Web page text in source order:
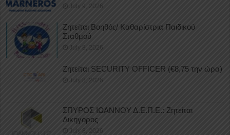
July 9, 2026
Ζητείται Βοηθός/ Καθαρίστρια Παιδικού
Σταθμού
July 8, 2026
Ζητείται SECURITY OFFICER (€8,75 την ώρα)
July 8, 2026
ΣΠΥΡΟΣ ΙΩΑΝΝΟΥ Δ.Ε.Π.Ε.: Ζητείται
Δικηγόρος
July 8, 2026